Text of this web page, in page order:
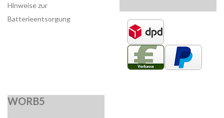
Hinweise zur
Batterieentsorgung
WORB5